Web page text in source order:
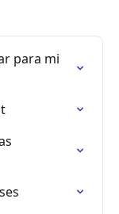
para mi